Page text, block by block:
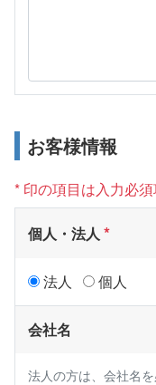
お客様情報
* 印の項目は入力必須
個人・法人
法人 個人
会社名
法人の方は、会社名